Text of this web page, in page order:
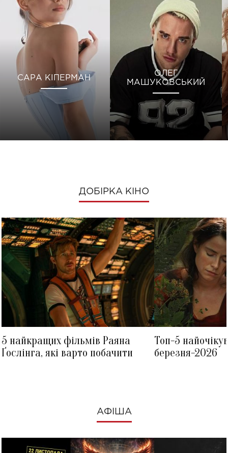
САРА КІПЕРМАН
ОЛЕГ
МАШУКОВСЬКИЙ
ДОБІРКА КІНО
5 найкращих фільмів Раяна
Ґослінга, які варто побачити
Топ-5
березня-2026
АФІША